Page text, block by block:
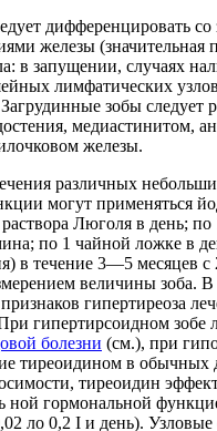
дифференцировать
железы (значительная
в запущении, случаях
лимфатических
зобы следует
медиастинитом,
железы.
различных
могут применяться
Люголя в день;
по 1 чайной ложке в
в течение 3—5 месяцев
величины зоба. В
гипертиреоза
гипертирсоидном зобе
болезни (см.), при
тиреоидином в обычных
тиреоидин
ной гормональной
ло 0,2 I и день).